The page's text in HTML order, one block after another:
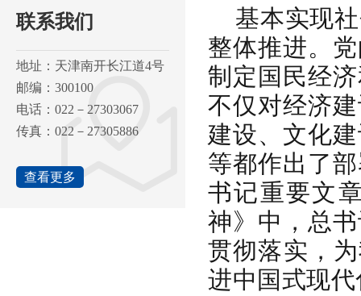
联系我们
地址：天津南开长江道4号
邮编：300100
电话：022－27303067
传真：022－27305886
查看更多
基本实现
整体推进。
制定国民经
不仅对经济
建设、文化
等都作出了
书记重要文
神》中，总
贯彻落实，
进中国式现